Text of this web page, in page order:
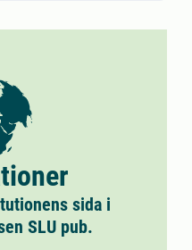
sida i
SLU pub.